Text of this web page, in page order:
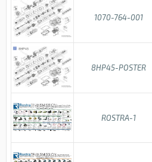
1070-764-001
8HP45-POSTER
ROSTRA-1